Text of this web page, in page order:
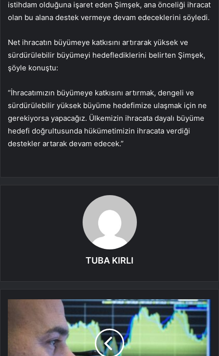
istihdam olduğuna işaret eden Şimşek, ana önceliği ihracat
olan bu alana destek vermeye devam edeceklerini söyledi.
Net ihracatın büyümeye katkısını artırarak yüksek ve
sürdürülebilir büyümeyi hedeflediklerini belirten Şimşek,
şöyle konuştu:
“İhracatımızın büyümeye katkısını artırmak, dengeli ve
sürdürülebilir yüksek büyüme hedefimize ulaşmak için ne
gerekiyorsa yapacağız. Ülkemizin ihracata dayalı büyüme
hedefi doğrultusunda hükümetimizin ihracata verdiği
destekler artarak devam edecek.”
TUBA KIRLI